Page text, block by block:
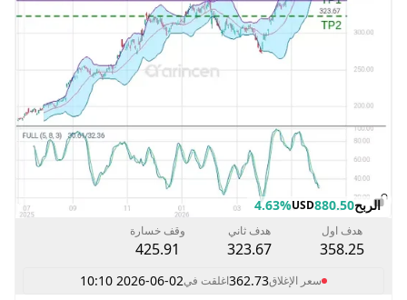
الربح880.50
USD
4.63%
هدف اول
358.25
هدف ثاني
323.67
وقف خسارة
425.91
سعر الإغلاق362.73اغلقت في2026-06-02 10:10